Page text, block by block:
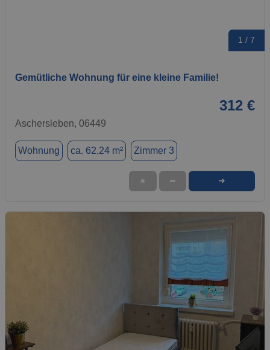
1 / 7
Gemütliche Wohnung für eine kleine Familie!
312 €
Aschersleben, 06449
Wohnung ca. 62,24 m² Zimmer 3
★ ➦ ➜